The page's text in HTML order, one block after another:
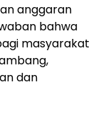
anggaran
bahwa
masyarakat
dan